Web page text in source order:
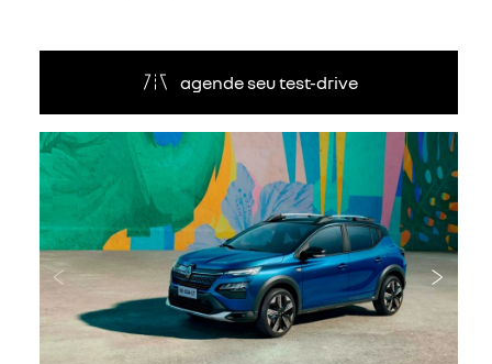
agende seu test-drive
Anterior